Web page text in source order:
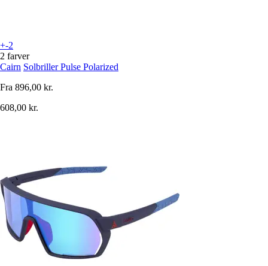
+-2
2 farver
Cairn Solbriller Pulse Polarized
Fra 896,00 kr.
608,00 kr.